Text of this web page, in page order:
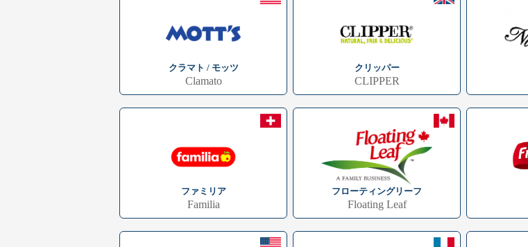
クラマト / モッツ
Clamato
クリッパー
CLIPPER
ファミリア
Familia
フローティングリーフ
Floating Leaf